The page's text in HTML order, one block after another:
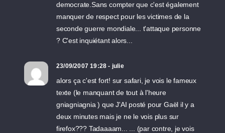
democrate.Sans compter que c'est également
manquer de respect pour les victimes de la
seconde guerre mondiale... t'attaque personne
? C'est inquiétant alors...
23/09/2007 19:28 - julie
alors ça c'est fort! sur safari, je vois le fameux
texte (le manquant de tout à l'heure
gniagniagnia ) que J'AI posté pour Gaël il y a
deux minutes mais je ne le vois plus sur
firefox??? Tadaaaam... ... (par contre, je vois